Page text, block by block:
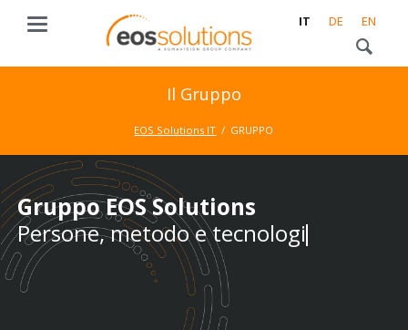
IT DE EN
Il Gruppo
EOS Solutions IT GRUPPO
Gruppo EOS Solutions
Gruppo EOS Solutions
Persone, metodo e tecnologia
Persone, metodo e tecnologia
per concretizzare il successo
dei nostri clienti